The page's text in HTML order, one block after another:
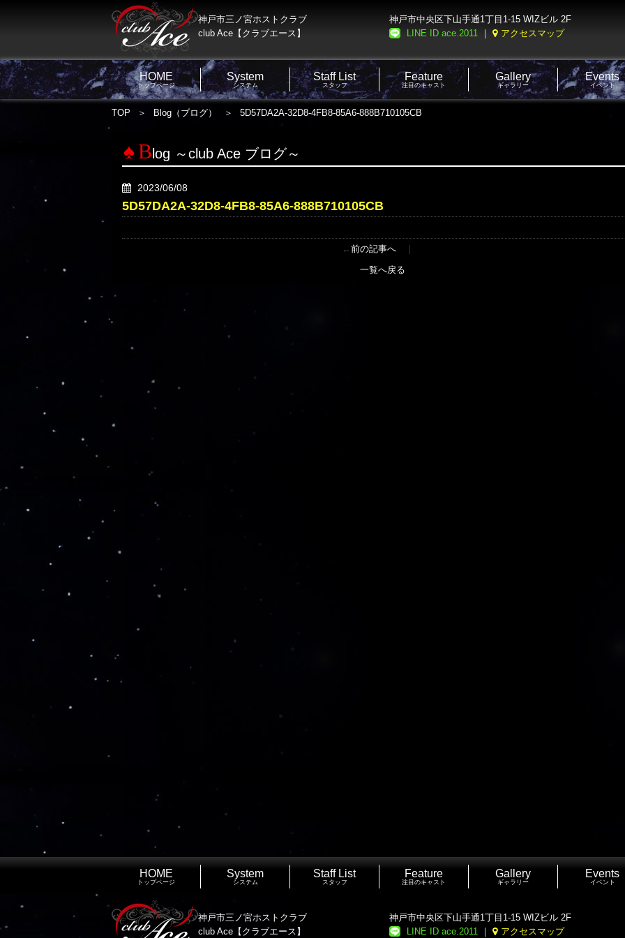
神戸市三ノ宮ホストクラブ
club Ace【クラブエース】
神戸市中央区下山手通1丁目1-15 WIZビル 2F
LINE ID ace.2011 ｜ アクセスマップ
HOME
トップページ
System
システム
Staff List
スタッフ
Feature
注目のキャスト
Gallery
ギャラリー
Events
イベント
TOP Blog（ブログ） 5D57DA2A-32D8-4FB8-85A6-888B710105CB
B log ～club Ace ブログ～
2023/06/08
5D57DA2A-32D8-4FB8-85A6-888B710105CB
← 前の記事へ｜
一覧へ戻る
HOME
トップページ
System
システム
Staff List
スタッフ
Feature
注目のキャスト
Gallery
ギャラリー
Events
イベント
神戸市三ノ宮ホストクラブ
club Ace【クラブエース】
神戸市中央区下山手通1丁目1-15 WIZビル 2F
LINE ID ace.2011 ｜ アクセスマップ